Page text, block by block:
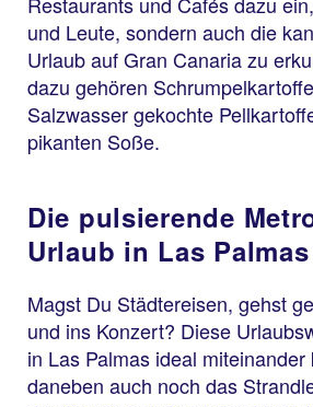
und Leute, sondern auch die
Urlaub auf Gran Canaria zu
dazu gehören
Salzwasser gekochte
pikanten Soße.
Die pulsierende
Urlaub in Las
Magst Du Städtereisen, gehst
und ins Konzert? Diese
in Las Palmas ideal
daneben auch noch das